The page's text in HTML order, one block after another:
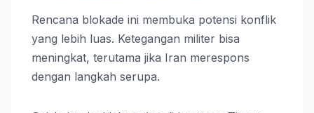
Rencana blokade ini membuka potensi konflik
yang lebih luas. Ketegangan militer bisa
meningkat, terutama jika Iran merespons
dengan langkah serupa.